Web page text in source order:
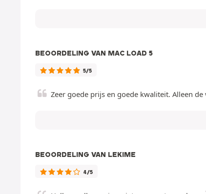
BEOORDELING VAN MAC LOAD 5
5/5
Zeer goede prijs en goede kwaliteit. Alleen
BEOORDELING VAN LEKIME
4/5